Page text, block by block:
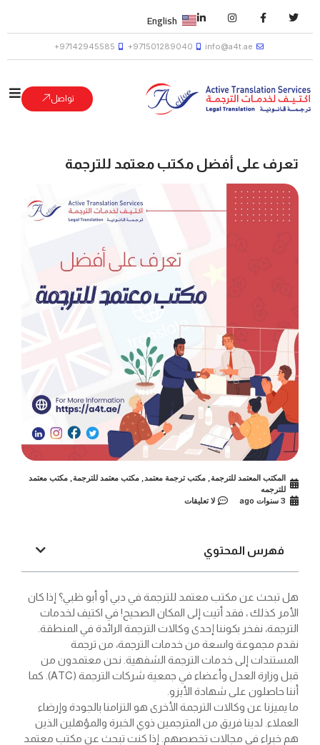
info@a4t.ae
971501289040+
97142945585+
English
تواصل
تعرف على أفضل مكتب معتمد للترجمة
المكتب المعتمد للترجمة مكتب ترجمة معتمد مكتب معتمد للترجمة مكتب معتمد
للترجمه
3 سنوات ago
لا تعليقات
فهرس المحتوي
هل تبحث عن مكتب معتمد للترجمة في دبي أو أبو ظبي؟ إذا كان
الأمر كذلك ، فقد أتيت إلى المكان الصحيح! في اكتيف لخدمات
الترجمة، نفخر بكوننا إحدى وكالات الترجمة الرائدة في المنطقة.
نقدم مجموعة واسعة من خدمات الترجمة، من ترجمة
المستندات إلى خدمات الترجمة الشفهية. نحن معتمدون من
قبل وزارة العدل وأعضاء في جمعية شركات الترجمة (ATC). كما
أننا حاصلون على شهادة الأيزو.
ما يميزنا عن وكالات الترجمة الأخرى هو التزامنا بالجودة وإرضاء
العملاء. لدينا فريق من المترجمين ذوي الخبرة والمؤهلين الذين
هم خبراء في مجالات تخصصهم. إذا كنت تبحث عن مكتب معتمد